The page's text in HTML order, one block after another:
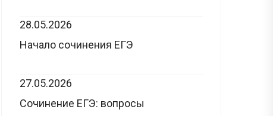
28.05.2026
Начало сочинения ЕГЭ
27.05.2026
Сочинение ЕГЭ: вопросы